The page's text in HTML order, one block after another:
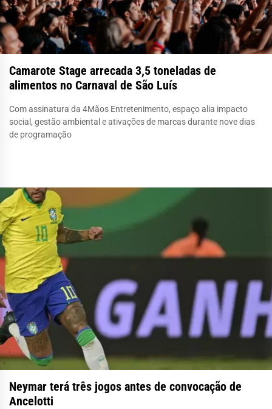
Camarote Stage arrecada 3,5 toneladas de
alimentos no Carnaval de São Luís
Com assinatura da 4Mãos Entretenimento, espaço alia impacto
social, gestão ambiental e ativações de marcas durante nove dias
de programação
Neymar terá três jogos antes de convocação de
Ancelotti